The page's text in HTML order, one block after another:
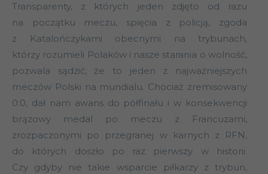
Transparenty, z których jeden zdjęto od razu
na początku meczu, spięcia z policją, zgoda
z Katalończykami obecnymi na trybunach,
którzy rozumieli Polaków i nasze starania o wolność,
pozwala sądzić, że to jeden z najważniejszych
meczów Polski na mundialu. Chociaż zremisowany
0:0, dał nam awans do półfinału i w konsekwencji
brązowy medal po meczu z Francuzami,
zrozpaczonymi po przegranej w karnych z RFN,
do których doszło po raz pierwszy w historii.
Czy gdyby nie takie wsparcie piłkarzy z trybun,